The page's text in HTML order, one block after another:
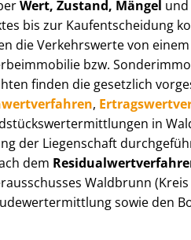
Wert, Zustand, Mängel und
bis zur Kauf­ent­schei­dung
die Verkehrswerte von
bzw.
finden die gesetzlich
,
in
der Liegenschaft
dem
Waldbrunn
sowie den